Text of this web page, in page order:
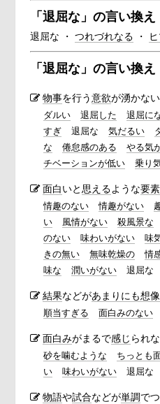
「 退屈な 」の言い換
退屈な ・ つれづれなる ・
「 退屈な 」の言い換
物事を行う意欲が湧かな
ダルい 退屈した 退屈に
すぎ
退屈な 気だるい
な
倦怠感のある やる気
チベーションが低い
乗り
面白いと 思えるような要素
情趣のない 情趣がない
い
風情がない 殺風景な
のない
味わいがない 味
きの無い
無味乾燥の 情
味な
潤いがない 退屈な
結果などがあまりにも想
順当すぎる 面白みのない
面白みがまるで感じ られ
砂を噛むような ちっとも
い
味わいがない 退屈な
物語や試合などが単調で